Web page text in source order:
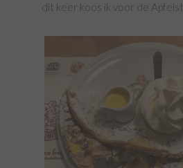
dit keer koos ik voor de